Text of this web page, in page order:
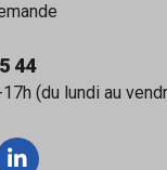
44
(du lundi au